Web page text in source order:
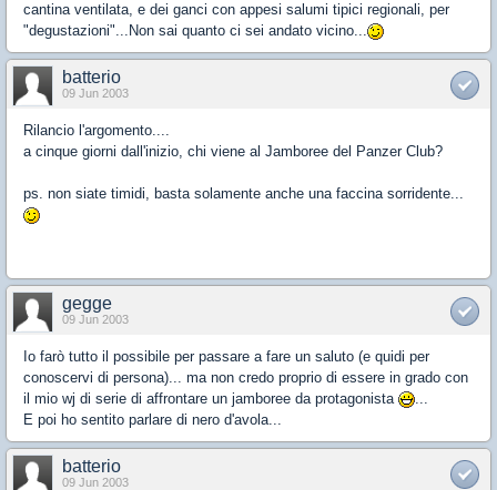
cantina ventilata, e dei ganci con appesi salumi tipici regionali, per
"degustazioni"...Non sai quanto ci sei andato vicino...
batterio
09 Jun 2003
Rilancio l'argomento....
a cinque giorni dall'inizio, chi viene al Jamboree del Panzer Club?
ps. non siate timidi, basta solamente anche una faccina sorridente...
gegge
09 Jun 2003
Io farò tutto il possibile per passare a fare un saluto (e quidi per
conoscervi di persona)... ma non credo proprio di essere in grado con
il mio wj di serie di affrontare un jamboree da protagonista
...
E poi ho sentito parlare di nero d'avola...
batterio
09 Jun 2003